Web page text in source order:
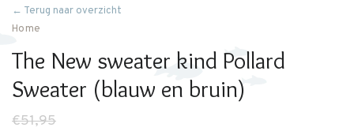
← Terug naar overzicht
Home
The New sweater kind Pollard
Sweater (blauw en bruin)
€51,95